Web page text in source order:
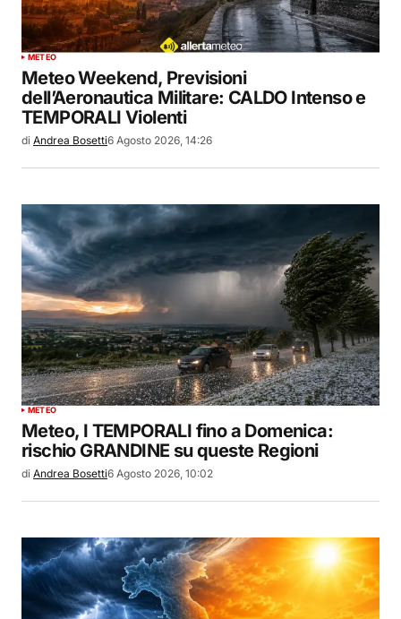
METEO
Meteo Weekend, Previsioni
dell’Aeronautica Militare: CALDO Intenso e
TEMPORALI Violenti
di Andrea Bosetti6 Agosto 2026, 14:26
METEO
Meteo, I TEMPORALI fino a Domenica:
rischio GRANDINE su queste Regioni
di Andrea Bosetti6 Agosto 2026, 10:02